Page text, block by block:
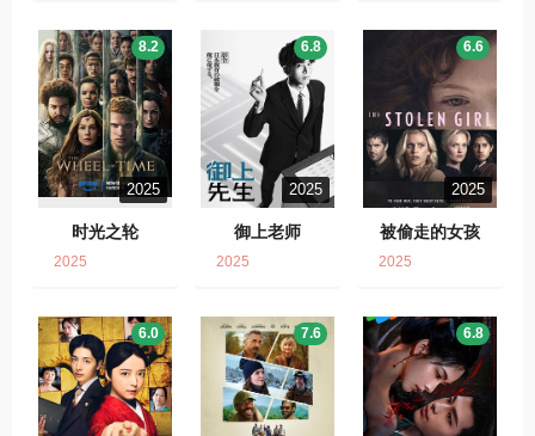
2025
时光之轮
8.2
2025
2025
御上老师
6.8
2025
2025
被偷走的女孩
6.6
2025
6.0 7.6 6.8